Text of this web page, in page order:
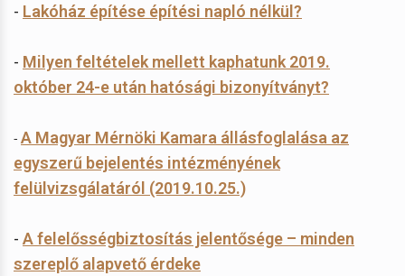
- Lakóház építése építési napló nélkül?
- Milyen feltételek mellett kaphatunk 2019.
október 24-e után hatósági bizonyítványt?
- A Magyar Mérnöki Kamara állásfoglalása az
egyszerű bejelentés intézményének
felülvizsgálatáról (2019.10.25.)
- A felelősségbiztosítás jelentősége – minden
szereplő alapvető érdeke